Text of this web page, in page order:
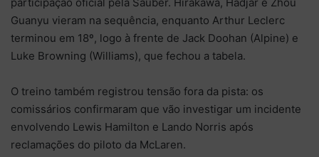
Guanyu vieram na sequência, enquanto Arthur Leclerc
terminou em 18º, logo à frente de Jack Doohan (Alpine) e
Luke Browning (Williams), que fechou a tabela.
O treino também registrou tensão fora da pista: os
comissários confirmaram que vão investigar um incidente
envolvendo Lewis Hamilton e Lando Norris após
reclamações do piloto da McLaren.